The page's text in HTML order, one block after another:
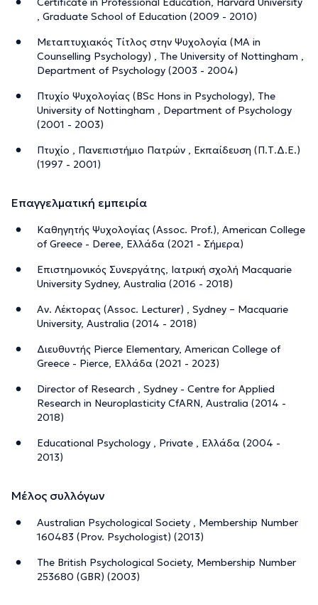
, Graduate School of Education (2009 - 2010)
Μεταπτυχιακός Τίτλος στην Ψυχολογία (MA in
Counselling Psychology) , The University of Nottingham ,
Department of Psychology (2003 - 2004)
Πτυχίο Ψυχολογίας (BSc Hons in Psychology), The
University of Nottingham , Department of Psychology
(2001 - 2003)
Πτυχίο , Πανεπιστήμιο Πατρών , Εκπαίδευση (Π.Τ.Δ.Ε.)
(1997 - 2001)
Επαγγελματική εμπειρία
Καθηγητής Ψυχολογίας (Assoc. Prof.), American College
of Greece - Deree, Ελλάδα (2021 - Σήμερα)
Επιστημονικός Συνεργάτης, Ιατρική σχολή Macquarie
University Sydney, Australia (2016 - 2018)
Αν. Λέκτορας (Assoc. Lecturer) , Sydney – Macquarie
University, Australia (2014 - 2018)
Διευθυντής Pierce Elementary, American College of
Greece - Pierce, Ελλάδα (2021 - 2023)
Director of Research , Sydney - Centre for Applied
Research in Neuroplasticity CfARN, Australia (2014 -
2018)
Educational Psychology , Private , Ελλάδα (2004 -
2013)
Μέλος συλλόγων
Australian Psychological Society , Membership Number
160483 (Prov. Psychologist) (2013)
The British Psychological Society, Membership Number
253680 (GBR) (2003)